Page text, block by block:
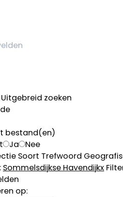
Uitgebreid zoeken
bestand(en)
Ja
Nee
Soort Trefwoord
Sommelsdijkse Havendijkx
op: